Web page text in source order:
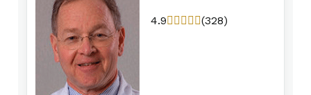
4.9 (328)